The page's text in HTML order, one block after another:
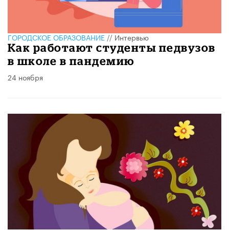
ГОРОДСКОЕ ОБРАЗОВАНИЕ//Интервью
Как работают студенты педвузов
в школе в пандемию
24 ноября